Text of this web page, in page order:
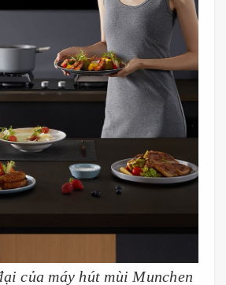
của máy hút mùi Munchen